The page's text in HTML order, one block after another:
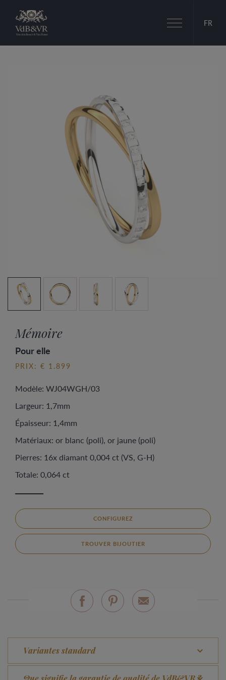
FR
Basculer
la
Mémoire
Pour elle
PRIX: € 1.899
Modèle: WJ04WGH/03
Largeur: 1,7mm
Épaisseur: 1,4mm
Matériaux: or blanc (poli), or jaune (poli)
Pierres: 16x diamant 0,004 ct (VS, G-H)
Totale: 0,064 ct
CONFIGUREZ
TROUVER BIJOUTIER
Variantes standard